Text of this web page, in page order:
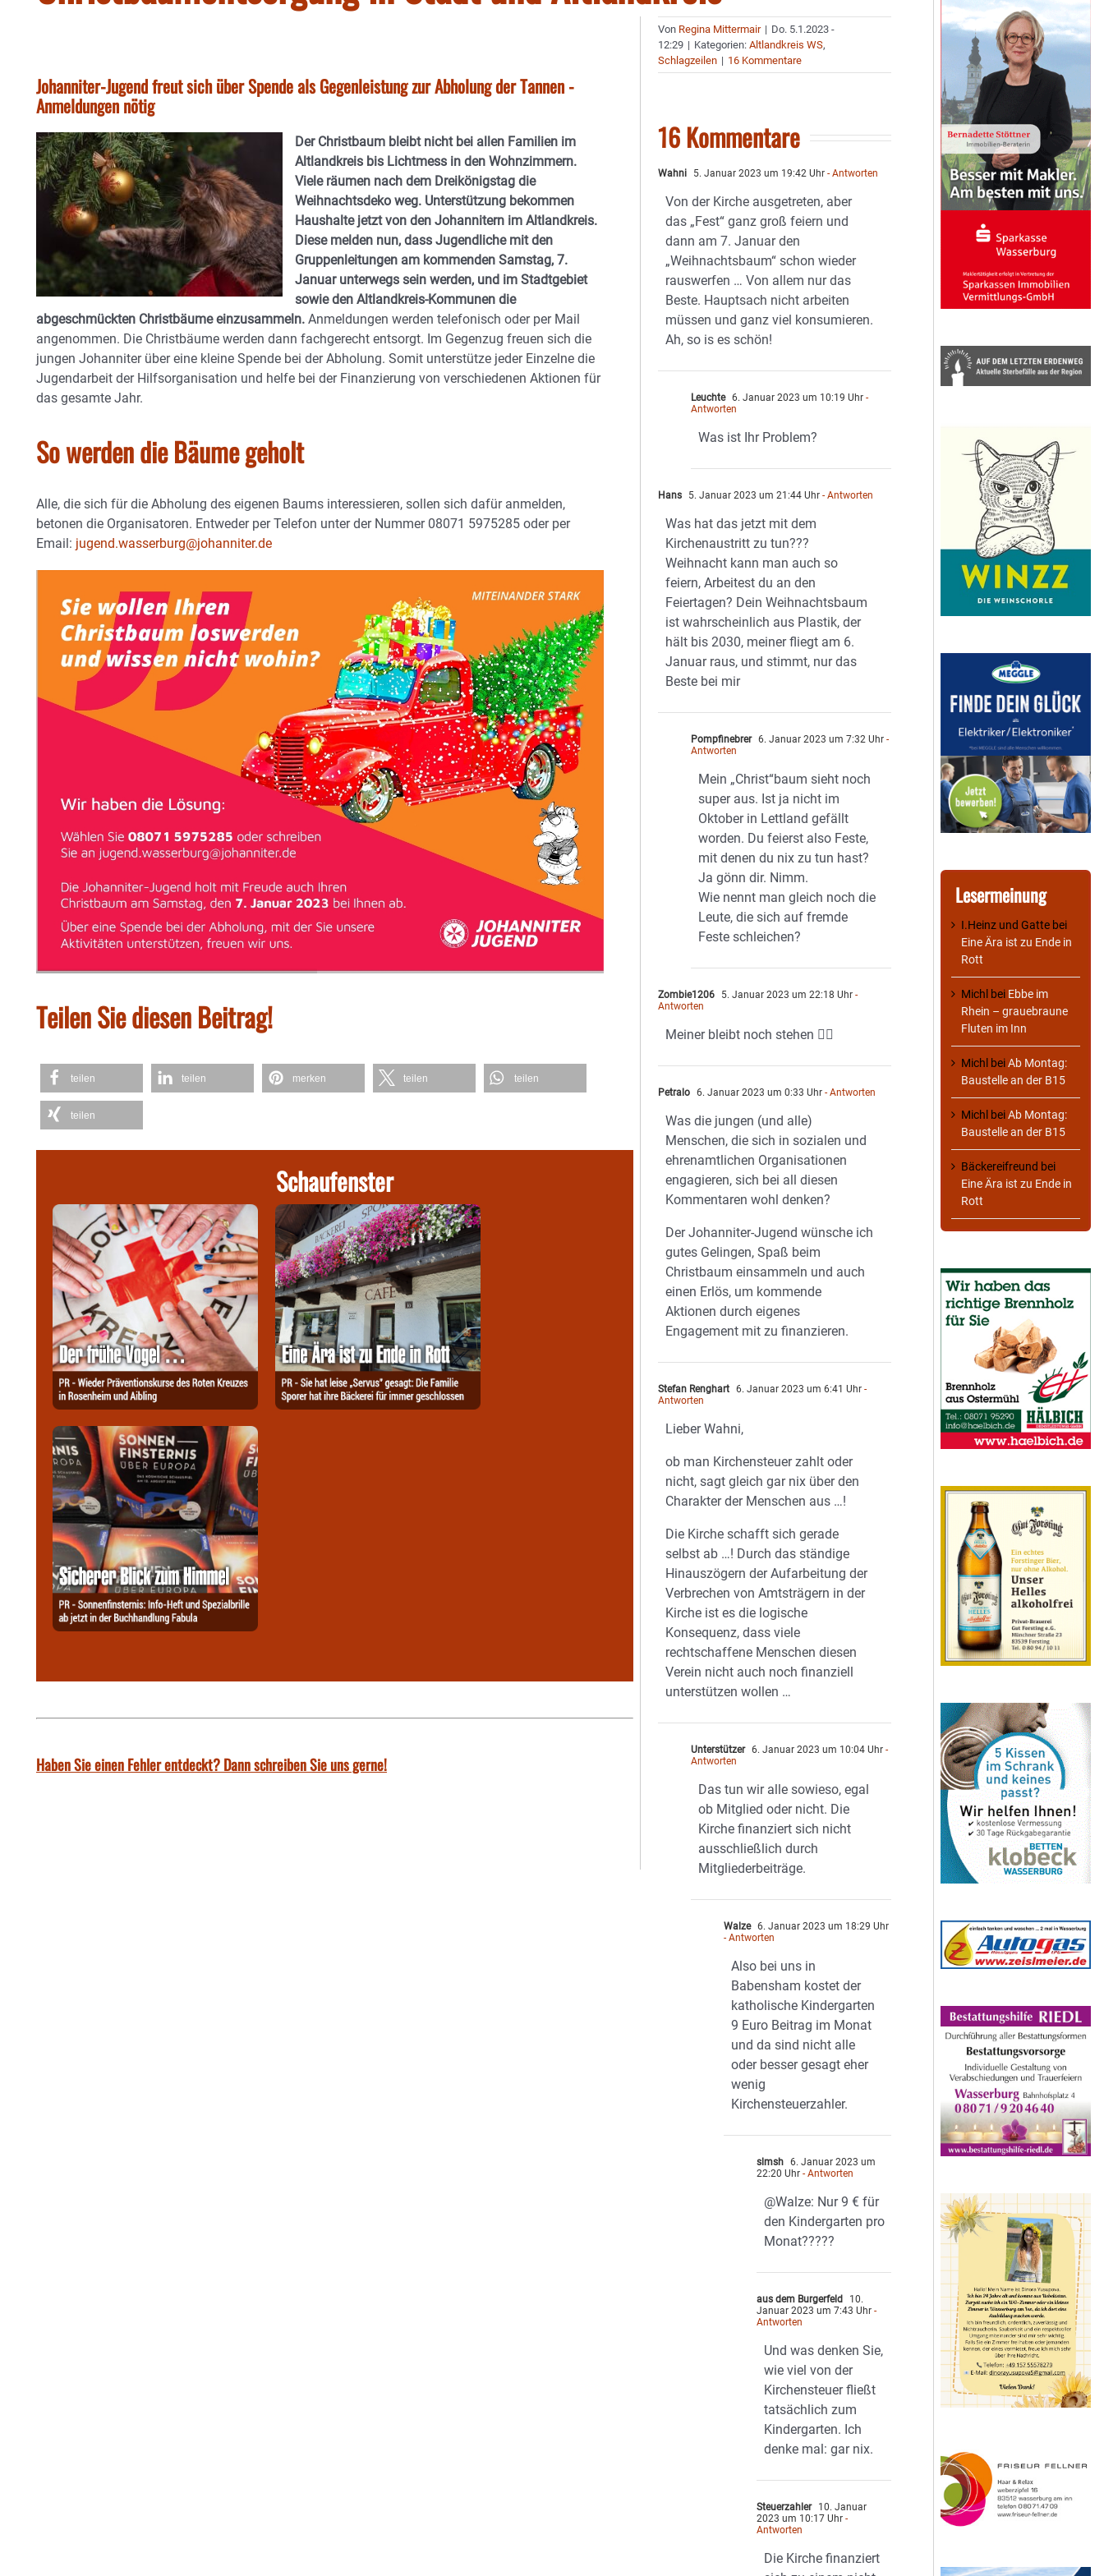
Johanniter-Jugend freut sich über Spende als Gegenleistung zur Abholung der Tannen -
Anmeldungen nötig
Der Christbaum bleibt nicht bei allen Familien im
Altlandkreis bis Lichtmess in den Wohnzimmern.
Viele räumen nach dem Dreikönigstag die
Weihnachtsdeko weg. Unterstützung bekommen
Haushalte jetzt von den Johannitern im Altlandkreis.
Diese melden nun, dass Jugendliche mit den
Gruppenleitungen am kommenden Samstag, 7.
Januar unterwegs sein werden, und im Stadtgebiet
sowie den Altlandkreis-Kommunen die
abgeschmückten Christbäume einzusammeln. Anmeldungen werden telefonisch oder per Mail
angenommen. Die Christbäume werden dann fachgerecht entsorgt. Im Gegenzug freuen sich die
jungen Johanniter über eine kleine Spende bei der Abholung. Somit unterstütze jeder Einzelne die
Jugendarbeit der Hilfsorganisation und helfe bei der Finanzierung von verschiedenen Aktionen für
das gesamte Jahr.
So werden die Bäume geholt
Alle, die sich für die Abholung des eigenen Baums interessieren, sollen sich dafür anmelden,
betonen die Organisatoren. Entweder per Telefon unter der Nummer 08071 5975285 oder per
Email: jugend.wasserburg@johanniter.de
Teilen Sie diesen Beitrag!
teilen teilen merken teilen teilen
teilen
Schaufenster
Haben Sie einen Fehler entdeckt? Dann schreiben Sie uns gerne!
Von Regina Mittermair | Do. 5.1.2023 -
12:29 | Kategorien:Altlandkreis WS,
Schlagzeilen | 16 Kommentare
16 Kommentare
Wahni 5. Januar 2023 um 19:42 Uhr - Antworten
Von der Kirche ausgetreten, aber
das „Fest“ ganz groß feiern und
dann am 7. Januar den
„Weihnachtsbaum“ schon wieder
rauswerfen … Von allem nur das
Beste. Hauptsach nicht arbeiten
müssen und ganz viel konsumieren.
Ah, so is es schön!
Leuchte 6. Januar 2023 um 10:19 Uhr -
Antworten
Was ist Ihr Problem?
Hans 5. Januar 2023 um 21:44 Uhr - Antworten
Was hat das jetzt mit dem
Kirchenaustritt zu tun???
Weihnacht kann man auch so
feiern, Arbeitest du an den
Feiertagen? Dein Weihnachtsbaum
ist wahrscheinlich aus Plastik, der
hält bis 2030, meiner fliegt am 6.
Januar raus, und stimmt, nur das
Beste bei mir
Pompfinebrer 6. Januar 2023 um 7:32 Uhr -
Antworten
Mein „Christ“baum sieht noch
super aus. Ist ja nicht im
Oktober in Lettland gefällt
worden. Du feierst also Feste,
mit denen du nix zu tun hast?
Ja gönn dir. Nimm.
Wie nennt man gleich noch die
Leute, die sich auf fremde
Feste schleichen?
Zombie1206 5. Januar 2023 um 22:18 Uhr -
Antworten
Meiner bleibt noch stehen 🙆‍♀️
Petralo 6. Januar 2023 um 0:33 Uhr - Antworten
Was die jungen (und alle)
Menschen, die sich in sozialen und
ehrenamtlichen Organisationen
engagieren, sich bei all diesen
Kommentaren wohl denken?
Der Johanniter-Jugend wünsche ich
gutes Gelingen, Spaß beim
Christbaum einsammeln und auch
einen Erlös, um kommende
Aktionen durch eigenes
Engagement mit zu finanzieren.
Stefan Renghart 6. Januar 2023 um 6:41 Uhr -
Antworten
Lieber Wahni,
ob man Kirchensteuer zahlt oder
nicht, sagt gleich gar nix über den
Charakter der Menschen aus …!
Die Kirche schafft sich gerade
selbst ab …! Durch das ständige
Hinauszögern der Aufarbeitung der
Verbrechen von Amtsträgern in der
Kirche ist es die logische
Konsequenz, dass viele
rechtschaffene Menschen diesen
Verein nicht auch noch finanziell
unterstützen wollen …
Unterstützer 6. Januar 2023 um 10:04 Uhr -
Antworten
Das tun wir alle sowieso, egal
ob Mitglied oder nicht. Die
Kirche finanziert sich nicht
ausschließlich durch
Mitgliederbeiträge.
Walze 6. Januar 2023 um 18:29 Uhr
- Antworten
Also bei uns in
Babensham kostet der
katholische Kindergarten
9 Euro Beitrag im Monat
und da sind nicht alle
oder besser gesagt eher
wenig
Kirchensteuerzahler.
slmsh 6. Januar 2023 um
22:20 Uhr - Antworten
@Walze: Nur 9 € für
den Kindergarten pro
Monat?????
aus dem Burgerfeld
10.
Januar 2023 um 7:43 Uhr -
Antworten
Und was denken Sie,
wie viel von der
Kirchensteuer fließt
tatsächlich zum
Kindergarten. Ich
denke mal: gar nix.
Steuerzahler
10. Januar
2023 um 10:17 Uhr -
Antworten
Die Kirche finanziert
Lesermeinung
I.Heinz und Gatte bei
Eine Ära ist zu Ende in
Rott
Michl bei Ebbe im
Rhein – grauebraune
Fluten im Inn
Michl beiAb Montag:
Baustelle an der B15
Michl beiAb Montag:
Baustelle an der B15
Bäckereifreund bei
Eine Ära ist zu Ende in
Rott